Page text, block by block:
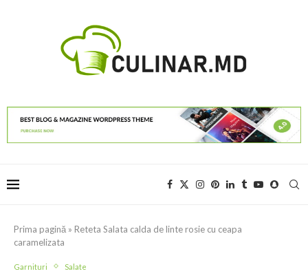
Prima pagină » Reteta Salata calda de linte rosie cu ceapa
caramelizata
Garnituri Salate